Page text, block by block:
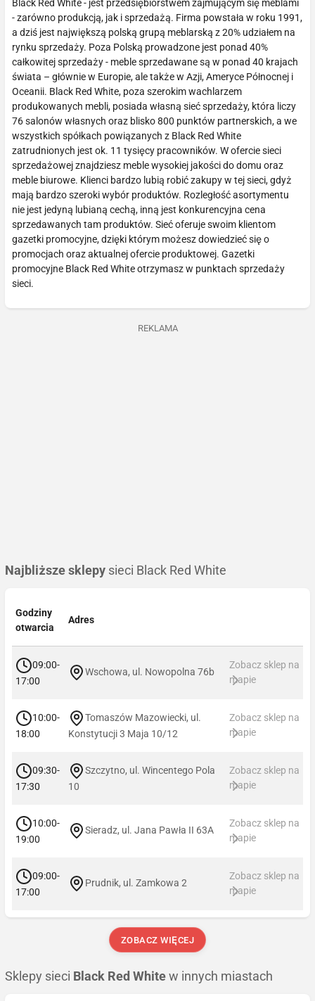
Black Red White - jest przedsiębiorstwem zajmującym się meblami
- zarówno produkcją, jak i sprzedażą. Firma powstała w roku 1991,
a dziś jest największą polską grupą meblarską z 20% udziałem na
rynku sprzedaży. Poza Polską prowadzone jest ponad 40%
całkowitej sprzedaży - meble sprzedawane są w ponad 40 krajach
świata – głównie w Europie, ale także w Azji, Ameryce Północnej i
Oceanii. Black Red White, poza szerokim wachlarzem
produkowanych mebli, posiada własną sieć sprzedaży, która liczy
76 salonów własnych oraz blisko 800 punktów partnerskich, a we
wszystkich spółkach powiązanych z Black Red White
zatrudnionych jest ok. 11 tysięcy pracowników. W ofercie sieci
sprzedażowej znajdziesz meble wysokiej jakości do domu oraz
meble biurowe. Klienci bardzo lubią robić zakupy w tej sieci, gdyż
mają bardzo szeroki wybór produktów. Rozległość asortymentu
nie jest jedyną lubianą cechą, inną jest konkurencyjna cena
sprzedawanych tam produktów. Sieć oferuje swoim klientom
gazetki promocyjne, dzięki którym możesz dowiedzieć się o
promocjach oraz aktualnej ofercie produktowej. Gazetki
promocyjne Black Red White otrzymasz w punktach sprzedaży
sieci.
REKLAMA
Najbliższe sklepy sieci Black Red White
Godziny
otwarcia
Adres
09:00-
17:00
Wschowa, ul. Nowopolna 76b
Zobacz sklep na
mapie
10:00-
18:00
Tomaszów Mazowiecki, ul.
Konstytucji 3 Maja 10/12
Zobacz sklep na
mapie
09:30-
17:30
Szczytno, ul. Wincentego Pola
10
Zobacz sklep na
mapie
10:00-
19:00
Sieradz, ul. Jana Pawła II 63A
Zobacz sklep na
mapie
09:00-
17:00
Prudnik, ul. Zamkowa 2
Zobacz sklep na
mapie
ZOBACZ WIĘCEJ
Sklepy sieci Black Red White w innych miastach